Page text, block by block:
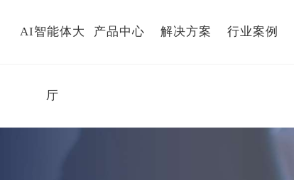
AI智能体大
厅
产品中心 解决方案 行业案例